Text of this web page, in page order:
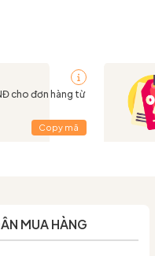
cho đơn hàng từ
Copy mã
MUA HÀNG